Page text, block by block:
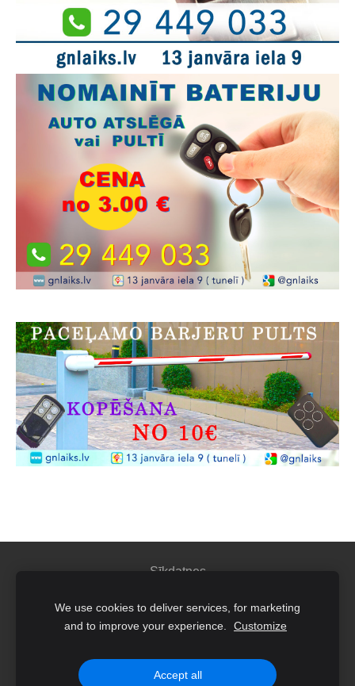
Sīkdatnes
IK"GN Laiks"
Juridiskā adrese: Latgales iela 260 K4-9, Rīga
Reģ.Nr.40002182587
We use cookies to deliver services, for marketing
and to improve your experience.
Customize
Accept all